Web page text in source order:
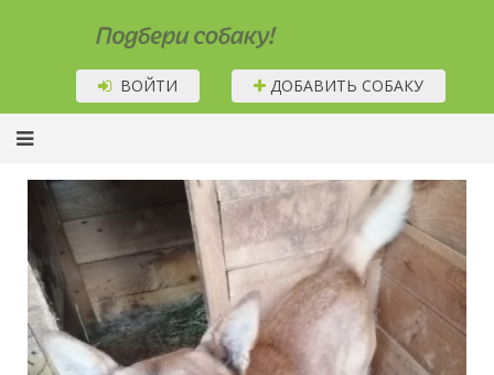
Подбери собаку!
ВОЙТИ ДОБАВИТЬ СОБАКУ